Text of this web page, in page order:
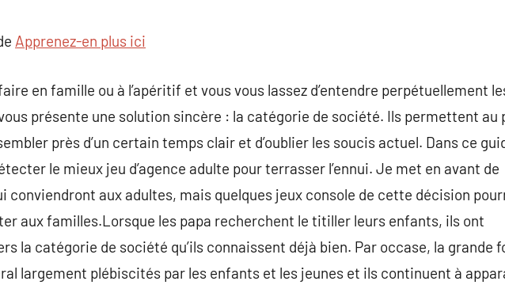
Apprenez-en plus ici
en famille ou à l’apéritif et vous vous lassez d’entendre perpétuellement
présente une solution sincère : la catégorie de société. Ils permettent au
près d’un certain temps clair et d’oublier les soucis actuel. Dans ce
le mieux jeu d’agence adulte pour terrasser l’ennui. Je met en avant de
conviendront aux adultes, mais quelques jeux console de cette décision
aux familles.Lorsque les papa recherchent le titiller leurs enfants, ils ont
la catégorie de société qu’ils connaissent déjà bien. Par occase, la grande
largement plébiscités par les enfants et les jeunes et ils continuent à